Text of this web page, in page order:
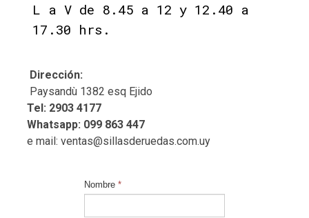
L a V de 8.45 a 12 y 12.40 a
17.30 hrs.
Dirección:
Paysandù 1382 esq Ejido
Tel: 2903 4177
Whatsapp: 099 863 447
e mail: ventas@sillasderuedas.com.uy
Nombre *